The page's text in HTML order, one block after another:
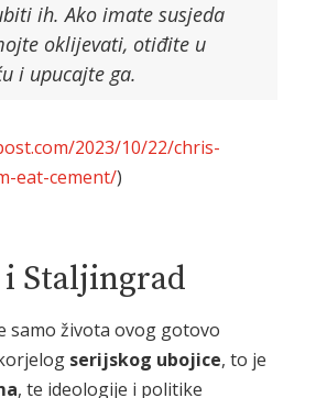
ih. Ako imate susjeda
oklijevati, otiđite u
i upucajte ga.
2023/10/22/chris-
eat-cement/)
i Staljingrad
samo života ovog gotovo
serijskog ubojice, to je
, te ideologije i politike